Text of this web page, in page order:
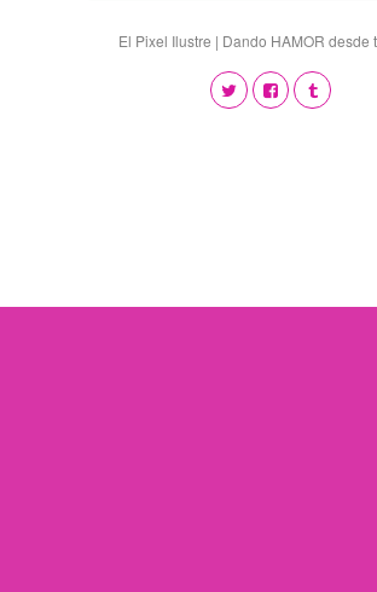
El Pixel Ilustre | Dando HAMOR desde